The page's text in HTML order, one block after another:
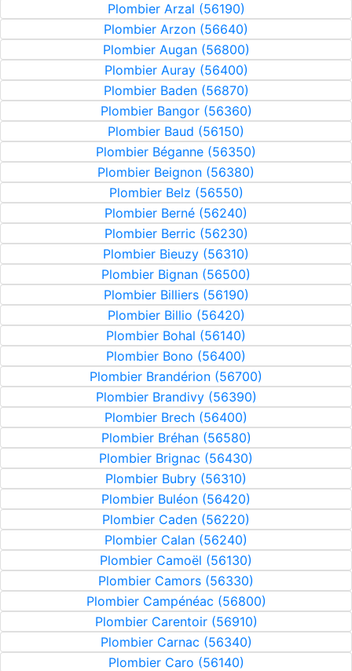
Plombier Arzal (56190)
Plombier Arzon (56640)
Plombier Augan (56800)
Plombier Auray (56400)
Plombier Baden (56870)
Plombier Bangor (56360)
Plombier Baud (56150)
Plombier Béganne (56350)
Plombier Beignon (56380)
Plombier Belz (56550)
Plombier Berné (56240)
Plombier Berric (56230)
Plombier Bieuzy (56310)
Plombier Bignan (56500)
Plombier Billiers (56190)
Plombier Billio (56420)
Plombier Bohal (56140)
Plombier Bono (56400)
Plombier Brandérion (56700)
Plombier Brandivy (56390)
Plombier Brech (56400)
Plombier Bréhan (56580)
Plombier Brignac (56430)
Plombier Bubry (56310)
Plombier Buléon (56420)
Plombier Caden (56220)
Plombier Calan (56240)
Plombier Camoël (56130)
Plombier Camors (56330)
Plombier Campénéac (56800)
Plombier Carentoir (56910)
Plombier Carnac (56340)
Plombier Caro (56140)